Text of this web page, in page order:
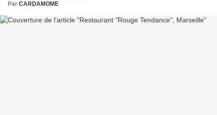
Par CARDAMOME